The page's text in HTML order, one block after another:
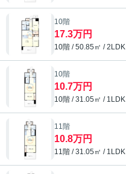
10階
17.3万円
10階 / 50.85㎡ / 2LDK
10階
10.7万円
10階 / 31.05㎡ / 1LDK
11階
10.8万円
11階 / 31.05㎡ / 1LDK